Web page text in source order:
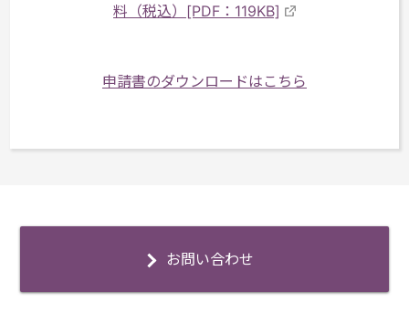
料（税込）[PDF：119KB]
申請書のダウンロードはこちら
お問い合わせ